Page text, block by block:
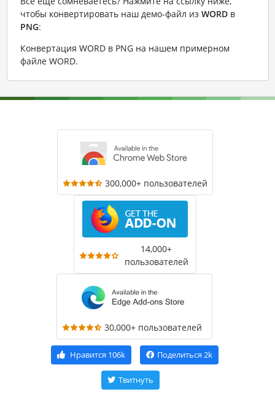
чтобы конвертировать наш демо-файл из WORDв
PNG:
Конвертация WORD в PNG на нашем примерном
файле WORD.
300,000+ пользователей
14,000+
пользователей
30,000+ пользователей
Нравится 106k Поделиться 2k
Твитнуть